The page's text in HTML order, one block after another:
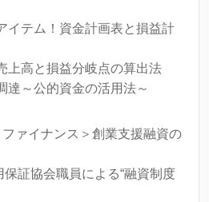
資金計画表と損益計
損益分岐点の算出法
的資金の活用法～
ンス＞創業支援融資の
職員による“融資制度